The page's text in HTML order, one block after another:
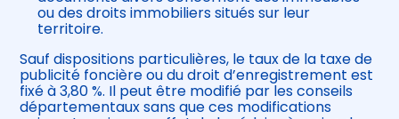
ou des droits immobiliers situés sur leur
territoire.
Sauf dispositions particulières, le taux de la taxe de
publicité foncière ou du droit d’enregistrement est
fixé à 3,80 %. Il peut être modifié par les conseils
départementaux sans que ces modifications